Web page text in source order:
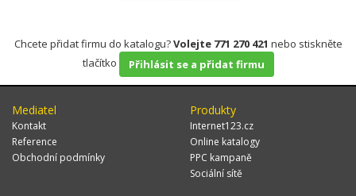
Chcete přidat firmu do katalogu?Volejte 771 270 421 nebo stiskněte
tlačítko
Přihlásit se a přidat firmu
Mediatel
Kontakt
Reference
Obchodní podmínky
Produkty
Internet123.cz
Online katalogy
PPC kampaně
Sociální sítě